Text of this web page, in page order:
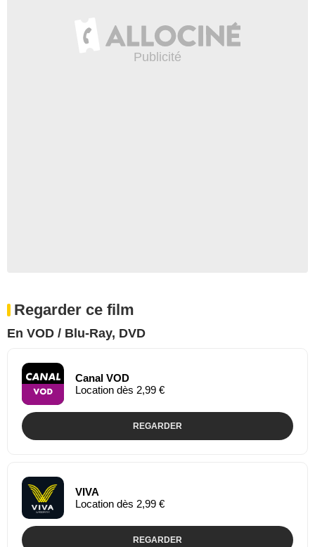
Regarder ce film
En VOD / Blu-Ray, DVD
Canal VOD
Location dès 2,99 €
REGARDER
VIVA
Location dès 2,99 €
REGARDER